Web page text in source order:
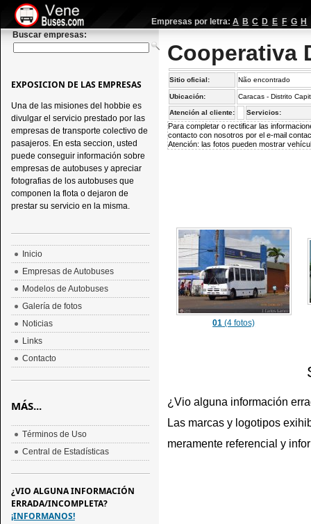
Empresas por letra: A B C D E F G H
Buscar empresas:
Cooperativa
Sitio oficial: Não encontrado
Ubicación: Caracas - Distrito
Atención al cliente: Servicios:
Para completar o rectificar las
contacto con nosotros por el e-mail
Atención: las fotos pueden mostrar
01 (4 fotos)
¿Vio alguna información
Las marcas y logotipos
meramente referencial y
EXPOSICION DE LAS EMPRESAS
Una de las misiones del hobbie es
divulgar el servicio prestado por las
empresas de transporte colectivo de
pasajeros. En esta seccion, usted
puede conseguir información sobre
empresas de autobuses y apreciar
fotografias de los autobuses que
componen la flota o dejaron de
prestar su servicio en la misma.
Inicio
Empresas de Autobuses
Modelos de Autobuses
Galería de fotos
Noticias
Links
Contacto
MÁS...
Términos de Uso
Central de Estadísticas
¿VIO ALGUNA INFORMACIÓN
ERRADA/INCOMPLETA?
¡INFORMANOS!